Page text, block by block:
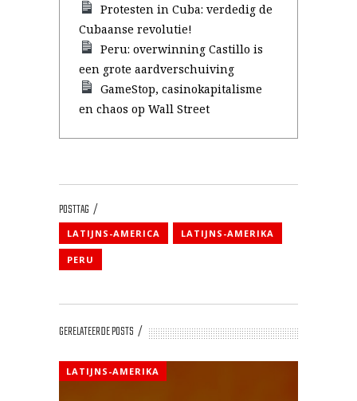
Protesten in Cuba: verdedig de
Cubaanse revolutie!
Peru: overwinning Castillo is
een grote aardverschuiving
GameStop, casinokapitalisme
en chaos op Wall Street
POSTTAG
LATIJNS-AMERICA LATIJNS-AMERIKA
PERU
GERELATEERDE POSTS
LATIJNS-AMERIKA